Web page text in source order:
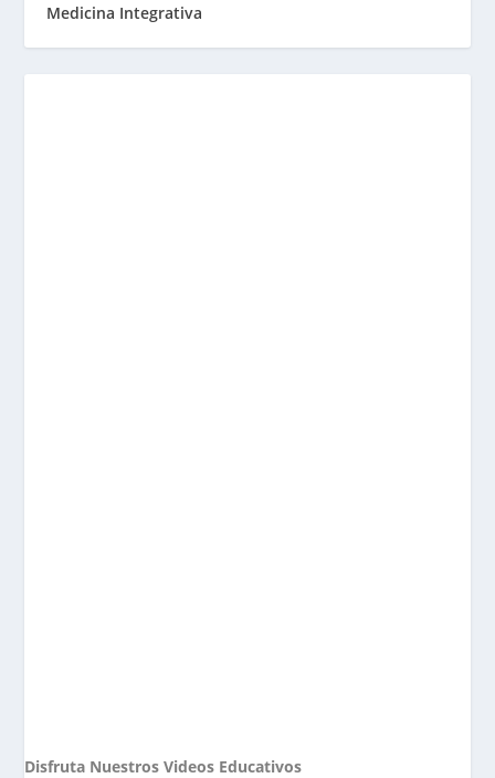
Medicina Integrativa
Disfruta Nuestros Videos Educativos